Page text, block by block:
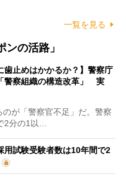
一覧を見る
の活路」
歯止めはかかるか？】警察庁
警察組織の構造改革」 実
が「警察官不足」だ。警察
2分の1以…
用試験受験者数は10年間で2